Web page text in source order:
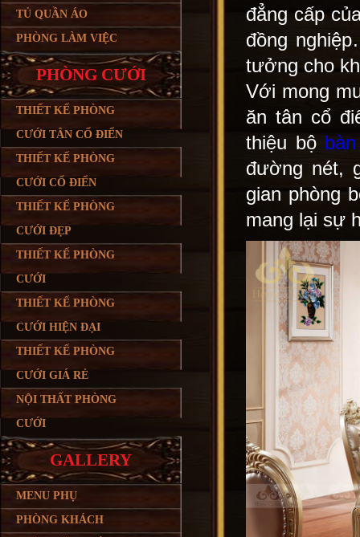
TỦ QUẦN ÁO
PHÒNG LÀM VIỆC
PHÒNG CƯỚI
THIẾT KẾ PHÒNG
CƯỚI TÂN CỔ ĐIỂN
THIẾT KẾ PHÒNG
CƯỚI CỔ ĐIỂN
THIẾT KẾ PHÒNG
CƯỚI ĐẸP
THIẾT KẾ PHÒNG
CƯỚI
THIẾT KẾ PHÒNG
CƯỚI HIỆN ĐẠI
THIẾT KẾ PHÒNG
CƯỚI GIÁ RẺ
NỘI THẤT PHÒNG
CƯỚI
GALLERY
MENU PHỤ
PHÒNG KHÁCH
đẳng cấp
đồng
tưởng cho
Với mong
ăn tân cổ
thiệu bộ
đường nét,
gian phòng
mang lại sự